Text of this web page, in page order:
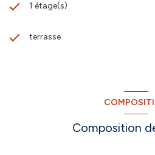
1 étage(s)
terrasse
Composition